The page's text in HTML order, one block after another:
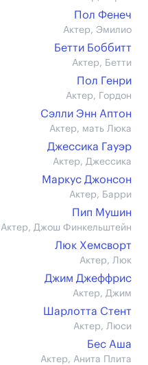
Пол Фенеч
Актер, Эмилио
Бетти Боббитт
Актер, Бетти
Пол Генри
Актер, Гордон
Сэлли Энн Аптон
Актер, мать Люка
Джессика Гауэр
Актер, Джессика
Маркус Джонсон
Актер, Барри
Пип Мушин
Актер, Джош Финкельштейн
Люк Хемсворт
Актер, Люк
Джим Джеффрис
Актер, Джим
Шарлотта Стент
Актер, Люси
Бес Аша
Актер, Анита Плита